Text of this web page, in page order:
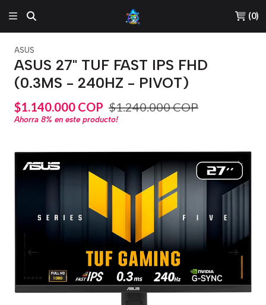
(0)
ASUS
ASUS 27" TUF FAST IPS FHD
(0.3MS - 240HZ - PIVOT)
$1.140.000 COP $1.240.000 COP
Ahorra 8% en este producto!